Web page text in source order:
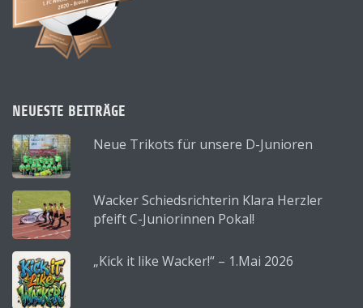
NEUESTE BEITRÄGE
Neue Trikots für unsere D-Junioren
Wacker Schiedsrichterin Klara Herzler
pfeift C-Juniorinnen Pokal!
„Kick it like Wacker!“ – 1.Mai 2026